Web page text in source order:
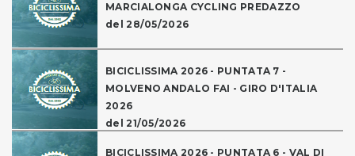
MARCIALONGA CYCLING PREDAZZO
del 28/05/2026
BICICLISSIMA 2026 - PUNTATA 7 -
MOLVENO ANDALO FAI - GIRO D'ITALIA
2026
del 21/05/2026
BICICLISSIMA 2026 - PUNTATA 6 - VAL DI